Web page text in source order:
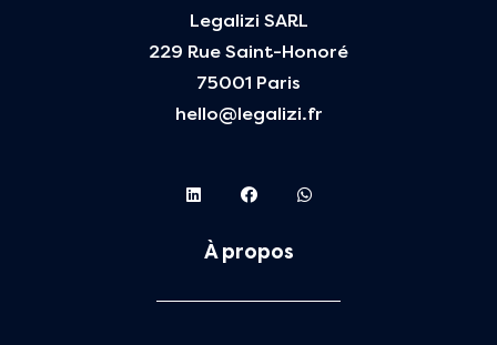
Legalizi SARL
229 Rue Saint-Honoré
75001 Paris
hello@legalizi.fr
À propos